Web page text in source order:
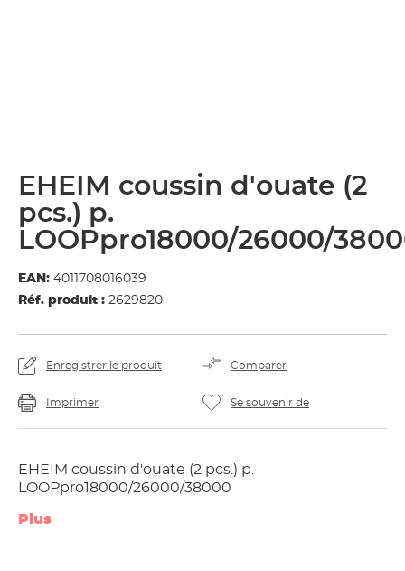
EHEIM coussin d'ouate (2
pcs.) p.
LOOPpro18000/26000/
EAN: 4011708016039
Réf. produit : 2629820
Enregistrer le produit Comparer
Imprimer Se souvenir de
EHEIM coussin d'ouate (2 pcs.) p.
LOOPpro18000/26000/38000
Plus